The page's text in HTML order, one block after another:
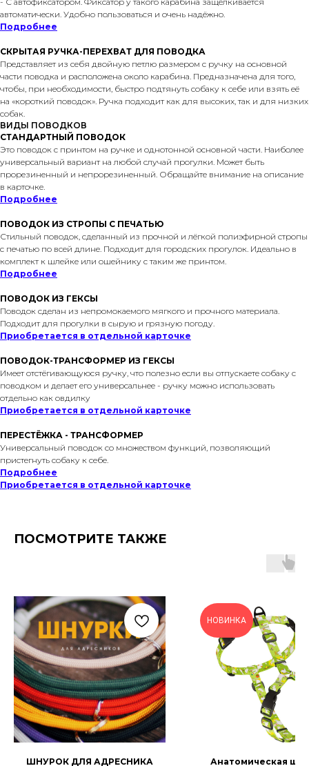
автоматически. Удобно пользоваться и очень надёжно.
Подробнее
СКРЫТАЯ РУЧКА-ПЕРЕХВАТ ДЛЯ ПОВОДКА
Представляет из себя двойную петлю размером с ручку на основной
части поводка и расположена около карабина. Предназначена для того,
чтобы, при необходимости, быстро подтянуть собаку к себе или взять её
на «короткий поводок». Ручка подходит как для высоких, так и для низких
собак.
ВИДЫ ПОВОДКОВ
СТАНДАРТНЫЙ ПОВОДОК
Это поводок с принтом на ручке и однотонной основной части. Наиболее
универсальный вариант на любой случай прогулки. Может быть
прорезиненный и непрорезиненный. Обращайте внимание на описание
в карточке.
Подробнее
ПОВОДОК ИЗ СТРОПЫ С ПЕЧАТЬЮ
Стильный поводок, сделанный из прочной и лёгкой полиэфирной стропы
с печатью по всей длине. Подходит для городских прогулок. Идеально в
комплект к шлейке или ошейнику с таким же принтом.
Подробнее
ПОВОДОК ИЗ ГЕКСЫ
Поводок сделан из непромокаемого мягкого и прочного материала.
Подходит для прогулки в сырую и грязную погоду.
Приобретается в отдельной карточке
ПОВОДОК-ТРАНСФОРМЕР ИЗ ГЕКСЫ
Имеет отстёгивающуюся ручку, что полезно если вы отпускаете собаку с
поводком и делает его универсальнее - ручку можно использовать
отдельно как овдилку
Приобретается в отдельной карточке
ПЕРЕСТЁЖКА - ТРАНСФОРМЕР
Универсальный поводок со множеством функций, позволяющий
пристегнуть собаку к себе.
Подробнее
Приобретается в отдельной карточке
ПОСМОТРИТЕ ТАКЖЕ
ШНУРОК ДЛЯ АДРЕСНИКА
НОВИНКА
Анатомическая